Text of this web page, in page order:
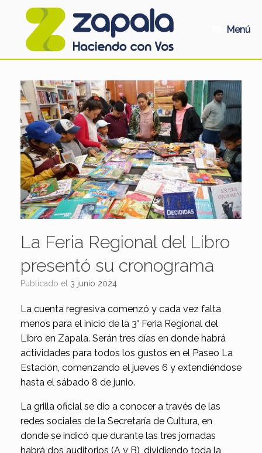
Menú
La Feria Regional del Libro
presentó su cronograma
Publicado el 3 junio 2024
La cuenta regresiva comenzó y cada vez falta
menos para el inicio de la 3° Feria Regional del
Libro en Zapala. Serán tres días en donde habrá
actividades para todos los gustos en el Paseo La
Estación, comenzando el jueves 6 y extendiéndose
hasta el sábado 8 de junio.
La grilla oficial se dio a conocer a través de las
redes sociales de la Secretaría de Cultura, en
donde se indicó que durante las tres jornadas
habrá dos auditorios (A y B), dividiendo toda la